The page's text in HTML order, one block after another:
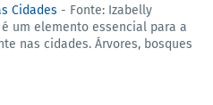
Cidades - Fonte: Izabelly
um elemento essencial para a
nas cidades. Árvores, bosques